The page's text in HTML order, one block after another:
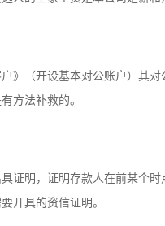
》（开设基本对公账户）其
方法补救的。
证明，证明存款人在前某个
开具的资信证明。